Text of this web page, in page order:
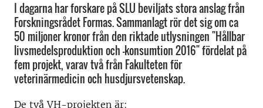
I dagarna har forskare på SLU beviljats stora anslag från
Forskningsrådet Formas. Sammanlagt rör det sig om ca
50 miljoner kronor från den riktade utlysningen "Hållbar
livsmedelsproduktion och -konsumtion 2016" fördelat på
fem projekt, varav två från Fakulteten för
veterinärmedicin och husdjursvetenskap.
De två VH-projekten är: